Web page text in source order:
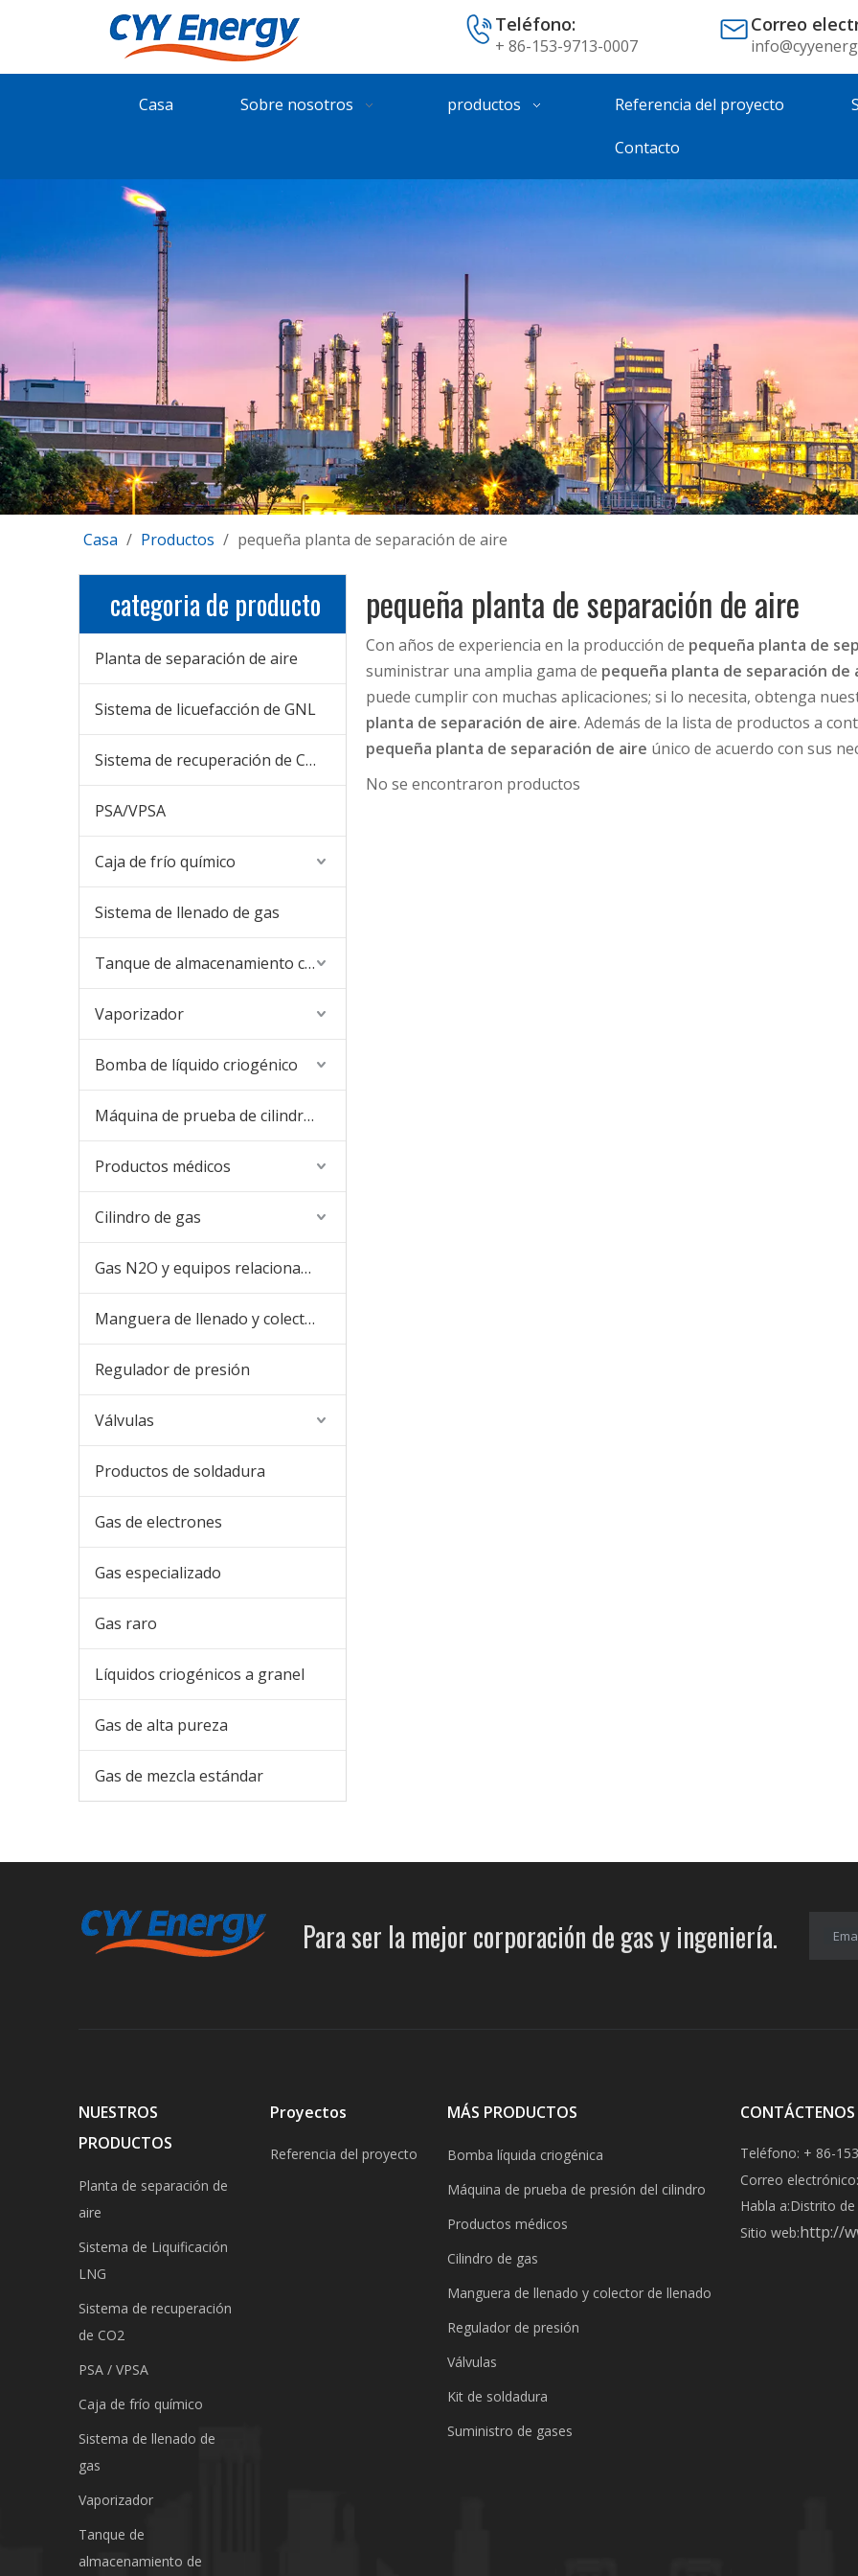
Teléfono:
+ 86-153-9713-0007
Correo
Casa Sobre nosotros productos Referencia del proyecto
Contacto
Casa / Productos / pequeña planta de separación de aire
categoria de producto
Planta de separación de aire
Sistema de licuefacción de GNL
Sistema de recuperación de CO2
PSA/VPSA
Caja de frío químico
Sistema de llenado de gas
Tanque de almacenamiento criogénico
Vaporizador
Bomba de líquido criogénico
Máquina de prueba de cilindros
Productos médicos
Cilindro de gas
Gas N2O y equipos relacionados
Manguera de llenado y colector de llenado
Regulador de presión
Válvulas
Productos de soldadura
Gas de electrones
Gas especializado
Gas raro
Líquidos criogénicos a granel
Gas de alta pureza
Gas de mezcla estándar
pequeña planta de separación de aire
Con años de experiencia en la producción de pequeña planta de
suministrar una amplia gama de pequeña planta de separación de
puede cumplir con muchas aplicaciones; si lo necesita, obtenga
planta de separación de aire. Además de la lista de productos a
pequeña planta de separación de aire único de acuerdo con sus
No se encontraron productos
Para ser la mejor corporación de gas y ingeniería.
NUESTROS
PRODUCTOS
Planta de separación de
aire
Sistema de Liquificación
LNG
Sistema de recuperación
de CO2
PSA / VPSA
Caja de frío químico
Sistema de llenado de
gas
Vaporizador
Tanque de
almacenamiento de
Proyectos
Referencia del proyecto
MÁS PRODUCTOS
Bomba líquida criogénica
Máquina de prueba de presión del cilindro
Productos médicos
Cilindro de gas
Manguera de llenado y colector de llenado
Regulador de presión
Válvulas
Kit de soldadura
Suministro de gases
CONTÁCTENOS
Teléfono: + 86-
Correo electrónico:
Habla a:Distrito de
Sitio web:http://